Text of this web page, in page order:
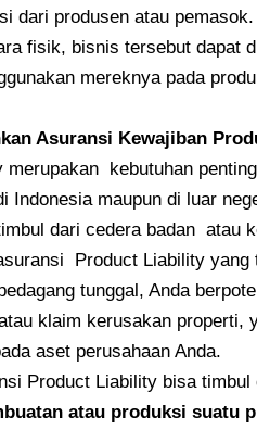
dari produsen atau
fisik, bisnis tersebut dapat
mereknya pada
Asuransi Kewajiban
kebutuhan
Indonesia maupun di luar
dari cedera badan atau
Product Liability
tunggal, Anda
klaim kerusakan properti,
aset perusahaan Anda.
Product Liability bisa
atau produksi suatu